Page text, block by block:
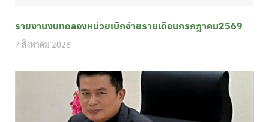
รายงานงบทดลองหน่วยเบิกจ่ายรายเดือนกรกฎาคม2569
7 สิงหาคม 2026